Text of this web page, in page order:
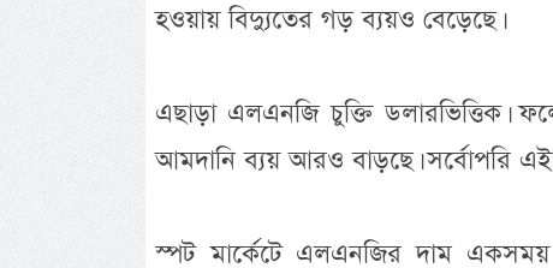
হওয়ায় বিদ্যুতের গড় ব্যয়ও বেড়েছে।
এছাড়া এলএনজি চুক্তি ডলারভিত্তিক।
আমদানি ব্যয় আরও বাড়ছে। সর্বোপরি এই
স্পট মার্কেটে এলএনজির দাম একসময়